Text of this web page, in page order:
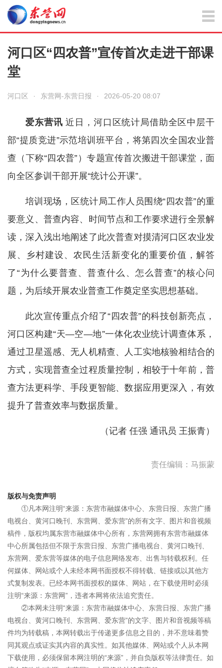
河口区“四农普”宣传首次走进干部课
堂
河口区 · 东营网-东营日报 · 2026-05-20 08:07
爱东营讯 近日，河口区统计局借助全区中层干
部“提质竞进”示范培训班平台，将第四次全国农业普
查（下称“四农普”）专题宣传首次搬进干部课堂，面
向全区参训干部开展“统计公开课”。
培训现场，区统计局工作人员围绕“四农普”的重
要意义、普查内容、时间节点和工作要求进行全景解
读，深入浅出地阐述了此次普查对摸清河口区农业发
展、乡村建设、农民生活新变化的重要价值，解答
了“为什么要普查、普查什么、怎么普查”的核心问
题，为后续开展农业普查工作奠定坚实思想基础。
此次宣传重点介绍了“四农普”的科技创新亮点，
河口区构建“天—空—地”一体化农业统计调查体系，
通过卫星遥感、无人机精查、人工实地核验相结合的
方式，实现普查全过程质量控制，相较于十年前，普
查方法更科学、手段更智能、数据应用更深入，有效
提升了普查效率与数据质量。
（记者 任强 通讯员 王振青）
责任编辑：马振蒙
版权与免责声明
①凡本网注明“来源：东营市融媒体中心、东营日报、东营广播
电视台、黄河口晚刊、东营网、爱东营”的所有文字、图片和音视频
稿件，版权均属东营市融媒体中心所有，东营网拥有东营市融媒体
中心所属包括但不限于东营日报、东营广播电视台、黄河口晚刊、
东营网、爱东营等媒体的电子信息网络发布、出售与转载权利。任
何媒体、网站或个人未经本网书面授权不得转载、链接或以其他方
式复制发表。已经本网书面授权的媒体、网站，在下载使用时必须
注明“来源：东营网”，违者本网将依法追究责任。
②本网未注明“来源：东营市融媒体中心、东营日报、东营广播
电视台、黄河口晚刊、东营网、爱东营”的文字、图片和音视频等稿
件均为转载稿，本网转载出于传递更多信息之目的，并不意味着赞
同其观点或证实其内容的真实性。如其他媒体、网站或个人从本网
下载使用，必须保留本网注明的“来源”，并自负版权等法律责任。如